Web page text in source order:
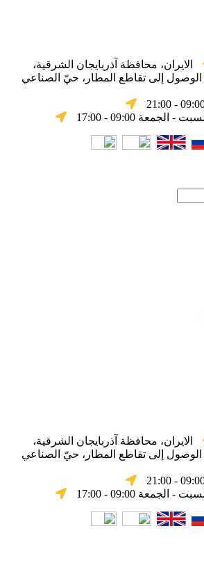
الایران، محافظة آذربایجان الشرقیة،
الوصول إلى تقاطع المطار، حيّ الصناعي
- الجمعة 09:00 - 17:00
الایران، محافظة آذربایجان الشرقیة،
الوصول إلى تقاطع المطار، حيّ الصناعي
- الجمعة 09:00 - 17:00